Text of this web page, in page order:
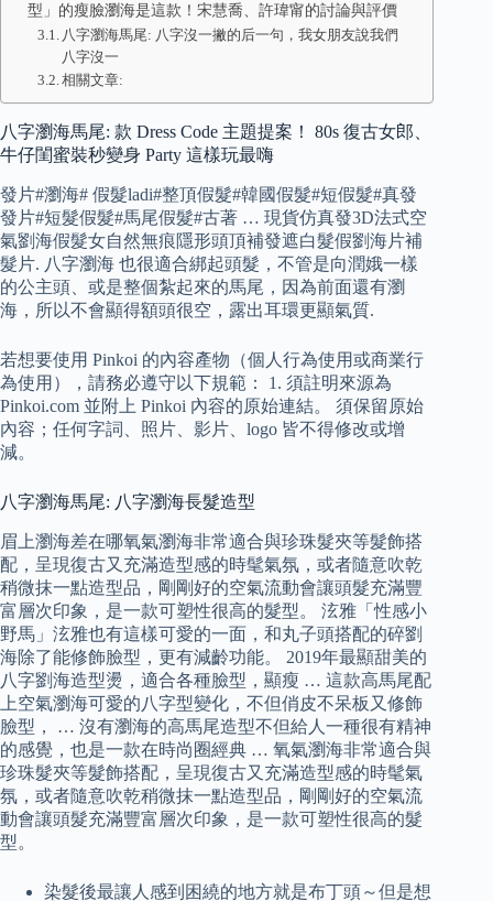
型」的瘦臉瀏海是這款！宋慧喬、許瑋甯的討論與評價
八字瀏海馬尾: 八字沒一撇的后一句，我女朋友說我們
八字沒一
相關文章:
八字瀏海馬尾: 款 Dress Code 主題提案！ 80s 復古女郎、
牛仔閨蜜裝秒變身 Party 這樣玩最嗨
發片#瀏海# 假髮ladi#整頂假髮#韓國假髮#短假髮#真發
發片#短髮假髮#馬尾假髮#古著 … 現貨仿真發3D法式空
氣劉海假髮女自然無痕隱形頭頂補發遮白髮假劉海片補
髮片. 八字瀏海 也很適合綁起頭髮，不管是向潤娥一樣
的公主頭、或是整個紮起來的馬尾，因為前面還有瀏
海，所以不會顯得額頭很空，露出耳環更顯氣質.
若想要使用 Pinkoi 的內容產物（個人行為使用或商業行
為使用），請務必遵守以下規範： 1. 須註明來源為
Pinkoi.com 並附上 Pinkoi 內容的原始連結。 須保留原始
內容；任何字詞、照片、影片、logo 皆不得修改或增
減。
八字瀏海馬尾: 八字瀏海長髮造型
眉上瀏海差在哪氧氣瀏海非常適合與珍珠髮夾等髮飾搭
配，呈現復古又充滿造型感的時髦氣氛，或者隨意吹乾
稍微抹一點造型品，剛剛好的空氣流動會讓頭髮充滿豐
富層次印象，是一款可塑性很高的髮型。 泫雅「性感小
野馬」泫雅也有這樣可愛的一面，和丸子頭搭配的碎劉
海除了能修飾臉型，更有減齡功能。 2019年最顯甜美的
八字劉海造型燙，適合各種臉型，顯瘦 … 這款高馬尾配
上空氣瀏海可愛的八字型變化，不但俏皮不呆板又修飾
臉型， … 沒有瀏海的高馬尾造型不但給人一種很有精神
的感覺，也是一款在時尚圈經典 … 氧氣瀏海非常適合與
珍珠髮夾等髮飾搭配，呈現復古又充滿造型感的時髦氣
氛，或者隨意吹乾稍微抹一點造型品，剛剛好的空氣流
動會讓頭髮充滿豐富層次印象，是一款可塑性很高的髮
型。
染髮後最讓人感到困繞的地方就是布丁頭～但是想